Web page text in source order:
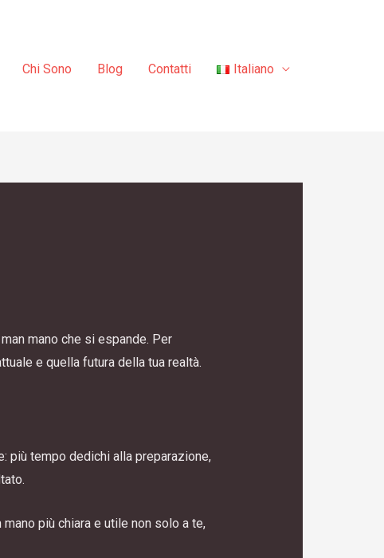
Chi Sono Blog Contatti Italiano
mano che si espande. Per
e quella futura della tua realtà.
più tempo dedichi alla preparazione,
più chiara e utile non solo a te,